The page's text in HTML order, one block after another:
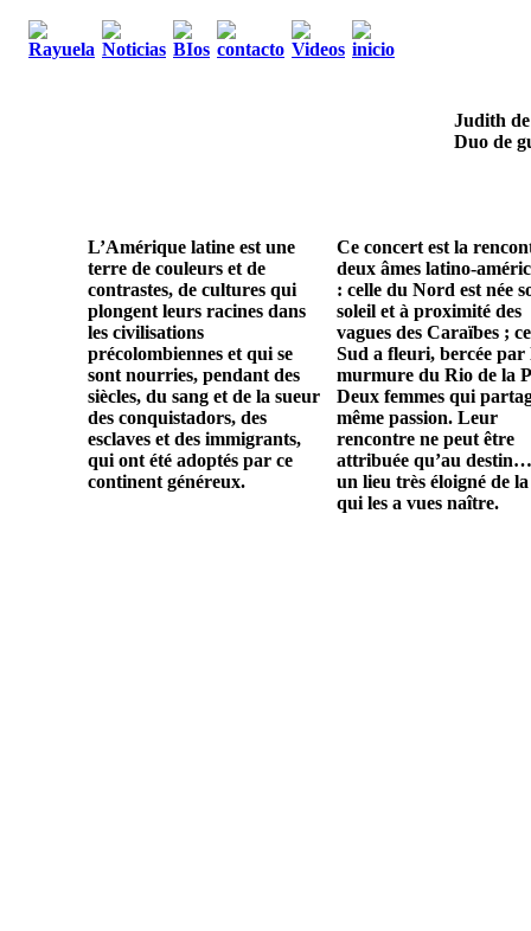
Judith
Duo de
L’Amérique latine est une
terre de couleurs et de
contrastes, de cultures qui
plongent leurs racines dans
les civilisations
précolombiennes et qui se
sont nourries, pendant des
siècles, du sang et de la sueur
des conquistadors, des
esclaves et des immigrants,
qui ont été adoptés par ce
continent généreux.
Ce concert est la
deux âmes latino-
: celle du Nord est née
soleil et à proximité des
vagues des Caraïbes ;
Sud a fleuri, bercée par
murmure du Rio de la
Deux femmes qui
même passion. Leur
rencontre ne peut être
attribuée qu’au
un lieu très éloigné de
qui les a vues naître.